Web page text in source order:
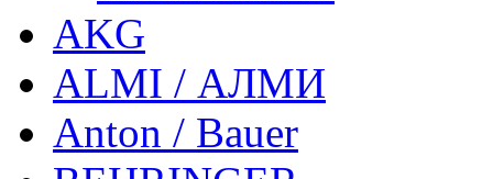
AKG
ALMI / АЛМИ
Anton / Bauer